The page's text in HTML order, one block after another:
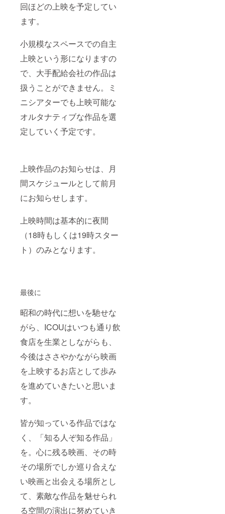
回ほどの上映を予定してい
ます。
小規模なスペースでの自主
上映という形になりますの
で、大手配給会社の作品は
扱うことができません。ミ
ニシアターでも上映可能な
オルタナティブな作品を選
定していく予定です。
上映作品のお知らせは、月
間スケジュールとして前月
にお知らせします。
上映時間は基本的に夜間
（18時もしくは19時スター
ト）のみとなります。
最後に
昭和の時代に想いを馳せな
がら、ICOUはいつも通り飲
食店を生業としながらも、
今後はささやかながら映画
を上映するお店として歩み
を進めていきたいと思いま
す。
皆が知っている作品ではな
く、「知る人ぞ知る作品」
を。心に残る映画、その時
その場所でしか巡り合えな
い映画と出会える場所とし
て、素敵な作品を魅せられ
る空間の演出に努めていき